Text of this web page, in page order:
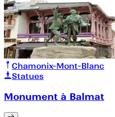
Chamonix-Mont-Blanc
Statues
Monument à Balmat